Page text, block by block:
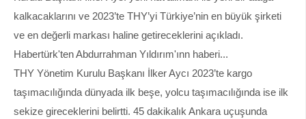
kalkacaklarını ve 2023’te THY’yi Türkiye’nin en büyük şirketi
ve en değerli markası haline getireceklerini açıkladı.
Habertürk'ten Abdurrahman Yıldırım'ınn haberi...
THY Yönetim Kurulu Başkanı İlker Aycı 2023’te kargo
taşımacılığında dünyada ilk beşe, yolcu taşımacılığında ise ilk
sekize gireceklerini belirtti. 45 dakikalık Ankara uçuşunda